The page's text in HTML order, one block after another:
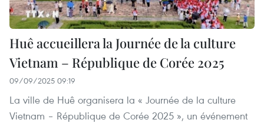
Huê accueillera la Journée de la culture
Vietnam – République de Corée 2025
09/09/2025 09:19
La ville de Huê organisera la « Journée de la culture
Vietnam – République de Corée 2025 », un événement